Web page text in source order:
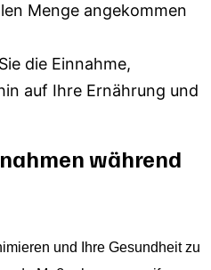
Menge angekommen
die Einnahme,
auf Ihre Ernährung und
während
und Ihre Gesundheit zu